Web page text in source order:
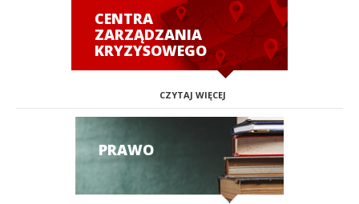
CENTRA
ZARZĄDZANIA
KRYZYSOWEGO
CZYTAJ WIĘCEJ
PRAWO